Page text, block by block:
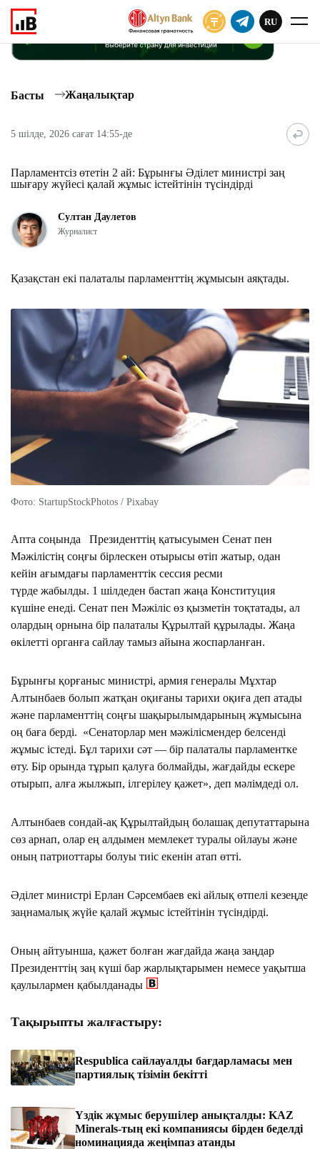
ЖАЗЫЛУ
RU
Басты Жаңалықтар
5 шілде, 2026 сағат 14:55-де
Парламентсіз өтетін 2 ай: Бұрынғы Әділет министрі заң
шығару жүйесі қалай жұмыс істейтінін түсіндірді
Султан Даулетов
Журналист
Қазақстан екі палаталы парламенттің жұмысын аяқтады.
Фото: StartupStockPhotos / Pixabay
Апта соңында Президенттің қатысуымен Сенат пен
Мәжілістің соңғы бірлескен отырысы өтіп жатыр, одан
кейін ағымдағы парламенттік сессия ресми
түрде жабылды. 1 шілдеден бастап жаңа Конституция
күшіне енеді. Сенат пен Мәжіліс өз қызметін тоқтатады, ал
олардың орнына бір палаталы Құрылтай құрылады. Жаңа
өкілетті органға сайлау тамыз айына жоспарланған.
Бұрынғы қорғаныс министрі, армия генералы Мұхтар
Алтынбаев болып жатқан оқиғаны тарихи оқиға деп атады
және парламенттің соңғы шақырылымдарының жұмысына
оң баға берді. «Сенаторлар мен мәжілісмендер белсенді
жұмыс істеді. Бұл тарихи сәт — бір палаталы парламентке
өту. Бір орында тұрып қалуға болмайды, жағдайды ескере
отырып, алға жылжып, ілгерілеу қажет», деп мәлімдеді ол.
Алтынбаев сондай-ақ Құрылтайдың болашақ депутаттарына
сөз арнап, олар ең алдымен мемлекет туралы ойлауы және
оның патриоттары болуы тиіс екенін атап өтті.
Әділет министрі Ерлан Сәрсембаев екі айлық өтпелі кезеңде
заңнамалық жүйе қалай жұмыс істейтінін түсіндірді.
Оның айтуынша, қажет болған жағдайда жаңа заңдар
Президенттің заң күші бар жарлықтарымен немесе уақытша
қаулылармен қабылданады
Тақырыпты жалғастыру:
Respublica сайлауалды бағдарламасы мен
партиялық тізімін бекітті
Үздік жұмыс берушілер анықталды: KAZ
Minerals-тың екі компаниясы бірден беделді
номинацияда жеңімпаз атанды